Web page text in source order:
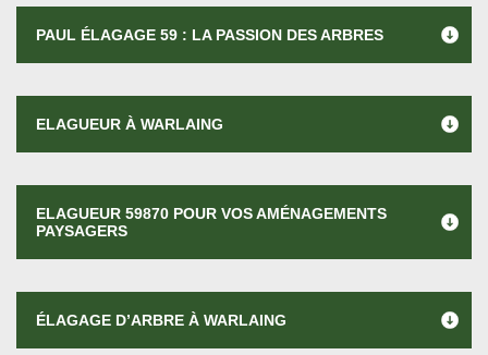
PAUL ÉLAGAGE 59 : LA PASSION DES ARBRES
ELAGUEUR À WARLAING
ELAGUEUR 59870 POUR VOS AMÉNAGEMENTS
PAYSAGERS
ÉLAGAGE D’ARBRE À WARLAING